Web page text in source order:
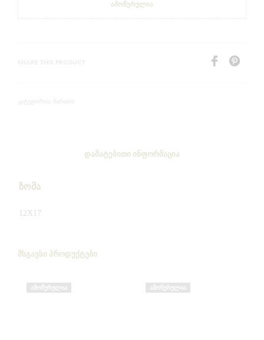
ᲐᲛᲝᲬᲣᲠᲣᲚᲘᲐ
ᲓᲐᲛᲐᲢᲔᲑᲘᲗᲘ ᲘᲜᲤᲝᲠᲛᲐᲪᲘᲐ
ზომა
12X17
ᲛᲡᲒᲐᲕᲡᲘ ᲞᲠᲝᲓᲣᲥᲢᲔᲑᲘ
ᲐᲛᲝᲬᲣᲠᲣᲚᲘᲐ ᲐᲛᲝᲬᲣᲠᲣᲚᲘᲐ